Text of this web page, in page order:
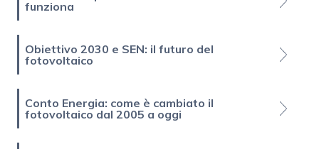
funziona
Obiettivo 2030 e SEN: il futuro del
fotovoltaico
Conto Energia: come è cambiato il
fotovoltaico dal 2005 a oggi